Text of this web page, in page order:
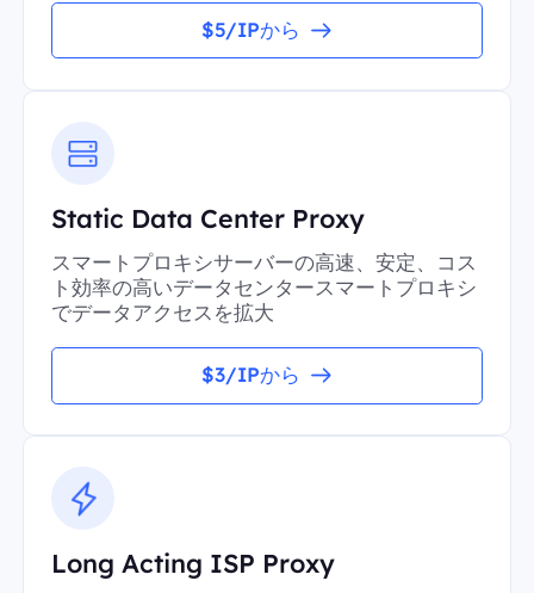
$5/IPから
Static Data Center Proxy
スマートプロキシサーバーの高速、安定、コス
ト効率の高いデータセンタースマートプロキシ
でデータアクセスを拡大
$3/IPから
Long Acting ISP Proxy